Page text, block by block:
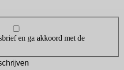
en ga akkoord met de